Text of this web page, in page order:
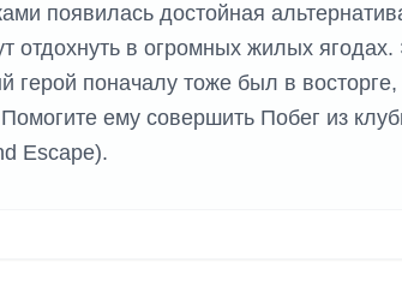
появилась достойная
в огромных жилых ягодах.
герой поначалу тоже был в восторге,
ему совершить Побег из
Escape).